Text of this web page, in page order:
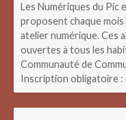
Les Numériques du Pic
proposent chaque mois
atelier numérique. Ces
ouvertes à tous les
Communauté de
Inscription obligatoire :